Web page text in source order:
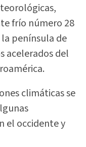
frío número 28
península de
acelerados del
climáticas se
el occidente y